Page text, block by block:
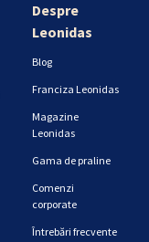
Despre
Leonidas
Blog
Franciza Leonidas
Magazine
Leonidas
Gama de praline
Comenzi
corporate
Întrebări frecvente